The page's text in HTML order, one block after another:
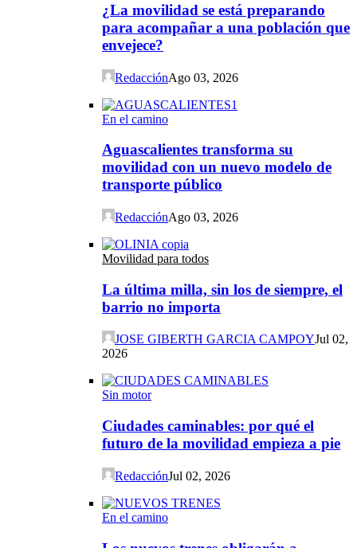
¿La movilidad se está preparando
para acompañar a una población que
envejece?
RedacciónAgo 03, 2026
En el camino
Aguascalientes transforma su
movilidad con un nuevo modelo de
transporte público
RedacciónAgo 03, 2026
Movilidad para todos
La última milla, sin los de siempre, el
barrio no importa
JOSE GIBERTH GARCIA CAMPOYJul 02,
2026
Sin motor
Ciudades caminables: por qué el
futuro de la movilidad empieza a pie
RedacciónJul 02, 2026
En el camino